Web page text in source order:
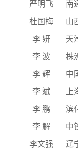
严明飞 南
杜国梅 山
李 妍 天
李 波 株
李 辉 中
李 斌
李 鹏 滨
李 解 中
李文强 辽